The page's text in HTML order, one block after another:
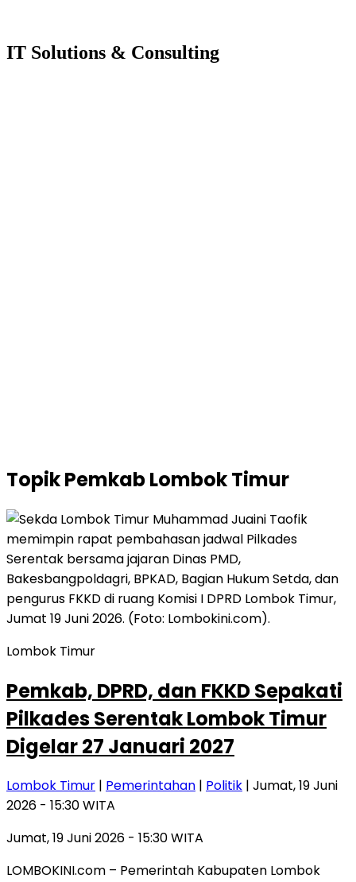
IT Solutions & Consulting
TopikPemkab Lombok Timur
Lombok Timur
Pemkab, DPRD, dan FKKD Sepakati
Pilkades Serentak Lombok Timur
Digelar 27 Januari 2027
Lombok Timur | Pemerintahan | Politik | Jumat, 19 Juni
2026 - 15:30 WITA
Jumat, 19 Juni 2026 - 15:30 WITA
LOMBOKINI.com – Pemerintah Kabupaten Lombok